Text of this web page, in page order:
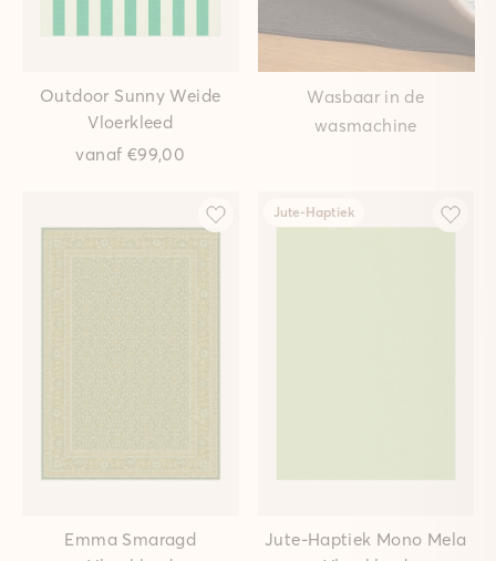
Outdoor Sunny Weide
Vloerkleed
vanaf €99,00
Wasbaar in de
wasmachine
Emma Smaragd
Jute-Haptiek
Jute-Haptiek Mono Mela